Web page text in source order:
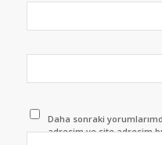
Daha sonraki
adresim ve site adresim